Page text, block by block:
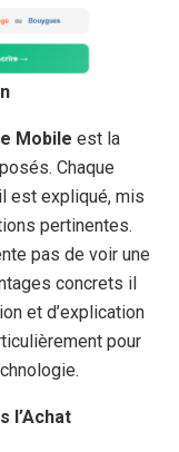
Mobile est la
Chaque
est expliqué, mis
pertinentes.
pas de voir une
concrets il
et d’explication
pour
l’Achat